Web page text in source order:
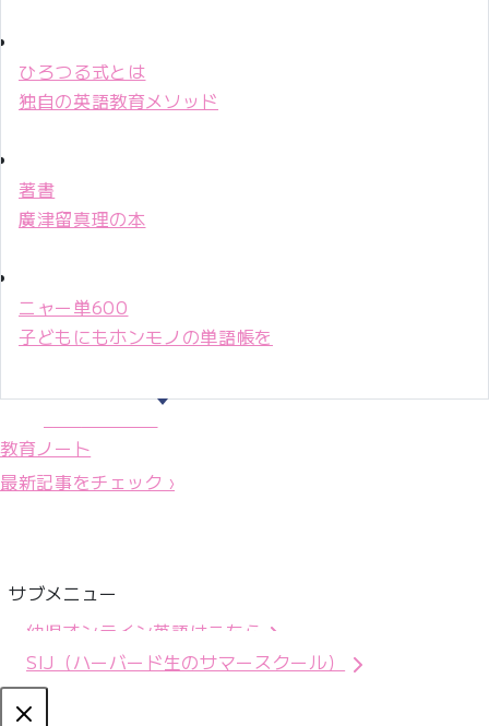
ひろつる式とは
独自の英語教育メソッド
著書
廣津留真理の本
ニャー単600
子どもにもホンモノの単語帳を
教育ノート
最新記事をチェック ›
サブメニュー
幼児オンライン英語はこちら
SIJ（ハーバード生のサマースクール）